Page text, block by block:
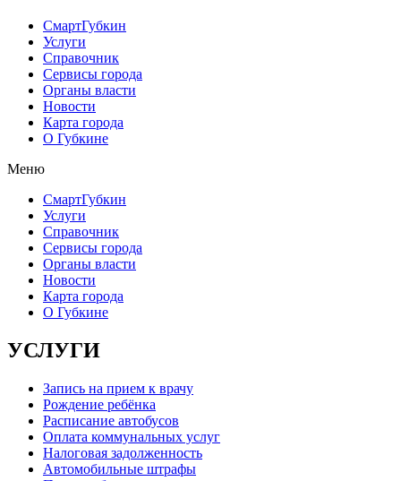
СмартГубкин
Услуги
Справочник
Сервисы города
Органы власти
Новости
Карта города
О Губкине
Меню
СмартГубкин
Услуги
Справочник
Сервисы города
Органы власти
Новости
Карта города
О Губкине
УСЛУГИ
Запись на прием к врачу
Рождение ребёнка
Расписание автобусов
Оплата коммунальных услуг
Налоговая задолженность
Автомобильные штрафы